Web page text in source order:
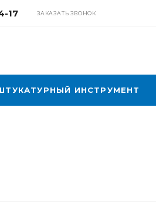
17 ЗАКАЗАТЬ ЗВОНОК
ИНСТРУМЕНТ